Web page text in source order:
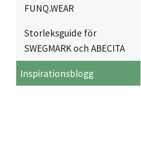
FUNQ.WEAR
Storleksguide för
SWEGMARK och ABECITA
Inspirationsblogg